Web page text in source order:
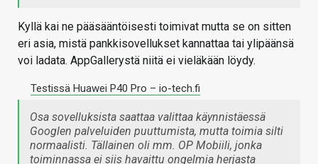
Kyllä kai ne pääsääntöisesti toimivat mutta se on sitten
eri asia, mistä pankkisovellukset kannattaa tai ylipäänsä
voi ladata. AppGallerystä niitä ei vieläkään löydy.
Testissä Huawei P40 Pro – io-tech.fi
Osa sovelluksista saattaa valittaa käynnistäessä
Googlen palveluiden puuttumista, mutta toimia silti
normaalisti. Tällainen oli mm. OP Mobiili, jonka
toiminnassa ei siis havaittu ongelmia herjasta